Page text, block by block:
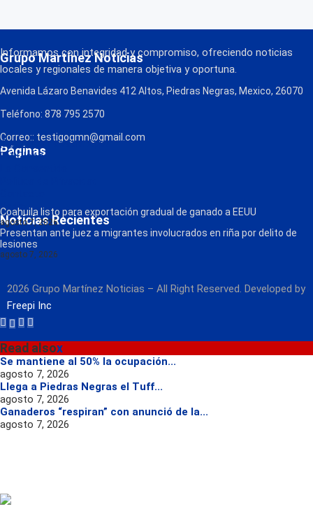
Grupo Martínez Noticias
Informamos con integridad y compromiso, ofreciendo noticias
locales y regionales de manera objetiva y oportuna.
Avenida Lázaro Benavides 412 Altos, Piedras Negras, Mexico, 26070
Teléfono: 878 795 2570
Correo:: testigogmn@gmail.com
Páginas
¡Descarga nuestra App!
FM Globo
Radio
Noticias Recientes
Coahuila listo para exportación gradual de ganado a EEUU
agosto 7, 2026
Presentan ante juez a migrantes involucrados en riña por delito de
lesiones
agosto 7, 2026
2026 Grupo Martínez Noticias – All Right Reserved. Developed by
Freepi Inc
Read alsox
Se mantiene al 50% la ocupación...
agosto 7, 2026
Llega a Piedras Negras el Tuff...
agosto 7, 2026
Ganaderos “respiran” con anunció de la...
agosto 7, 2026